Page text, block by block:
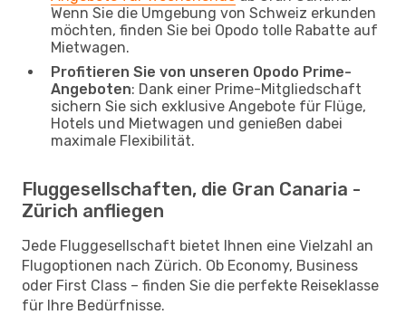
Wenn Sie die Umgebung von Schweiz erkunden
möchten, finden Sie bei Opodo tolle Rabatte auf
Mietwagen.
Profitieren Sie von unseren Opodo Prime-
Angeboten: Dank einer Prime-Mitgliedschaft
sichern Sie sich exklusive Angebote für Flüge,
Hotels und Mietwagen und genießen dabei
maximale Flexibilität.
Fluggesellschaften, die Gran Canaria -
Zürich anfliegen
Jede Fluggesellschaft bietet Ihnen eine Vielzahl an
Flugoptionen nach Zürich. Ob Economy, Business
oder First Class – finden Sie die perfekte Reiseklasse
für Ihre Bedürfnisse.